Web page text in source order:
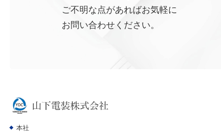
ご不明な点があればお気軽に
お問い合わせください。
本社